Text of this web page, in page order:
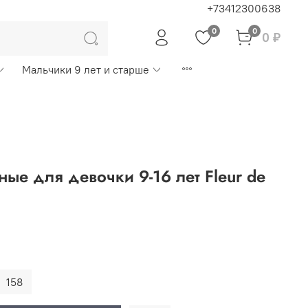
+73412300638
0 0 0 ₽
Мальчики 9 лет и старше
для девочки 9-16 лет Fleur de
158